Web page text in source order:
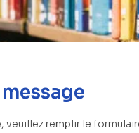
veuillez remplir le